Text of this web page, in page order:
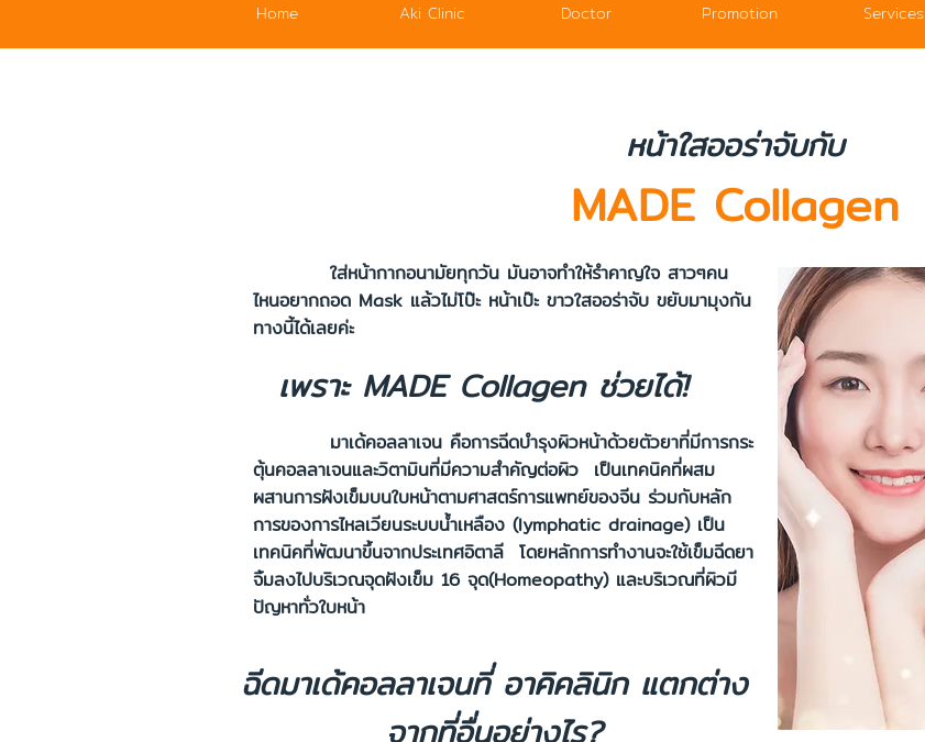
Home Aki Clinic Doctor Promotion Services
หน้าใสออร่าจับกับ
MADE Collagen
ใส่หน้ากากอนามัยทุกวัน มันอาจทำให้รำคาญใจ สาวๆคน
ไหนอยากถอด Mask แล้วไม่โป๊ะ หน้าเป๊ะ ขาวใสออร่าจับ ขยับมามุงกัน
ทางนี้ได้เลยค่ะ
เพราะ MADE Collagen ช่วยได้!
มาเด้คอลลาเจน คือการฉีดบำรุงผิวหน้าด้วยตัวยาที่มีการกระ
ตุ้นคอลลาเจนและวิตามินที่มีความสำคัญต่อผิว เป็นเทคนิคที่ผสม
ผสานการฝังเข็มบนใบหน้าตามศาสตร์การแพทย์ของจีน ร่วมกับหลัก
การของการไหลเวียนระบบน้ำเหลือง (lymphatic drainage) เป็น
เทคนิคที่พัฒนาขึ้นจากประเทศอิตาลี โดยหลักการทำงานจะใช้เข็มฉีดยา
จิ้มลงไปบริเวณจุดฝังเข็ม 16 จุด(Homeopathy) และบริเวณที่ผิวมี
ปัญหาทั่วใบหน้า
ฉีดมาเด้คอลลาเจนที่ อาคิคลินิก แตกต่าง
จากที่อื่นอย่างไร?